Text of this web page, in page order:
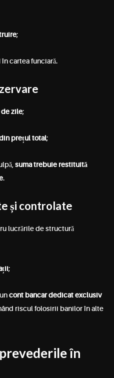
;
în cartea funciară.
de zile;
prețul total;
suma trebuie restituită
.
și controlate
lucrările de structură
;
cont bancar dedicat exclusiv
riscul folosirii banilor în alte
în